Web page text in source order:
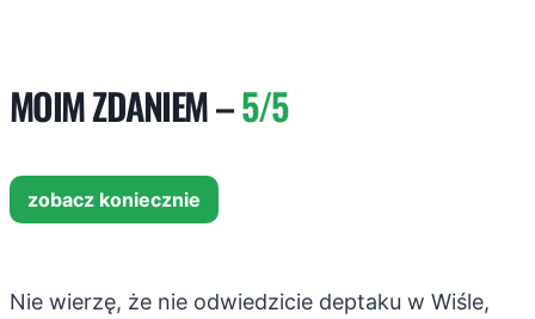
MOIM ZDANIEM –5/5
zobacz koniecznie
Nie wierzę, że nie odwiedzicie deptaku w Wiśle,